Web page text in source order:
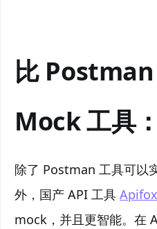
比
Mock 工具
除了 Postman 工具可以
外，国产 API 工具 Apifox
mock，并且更智能。在